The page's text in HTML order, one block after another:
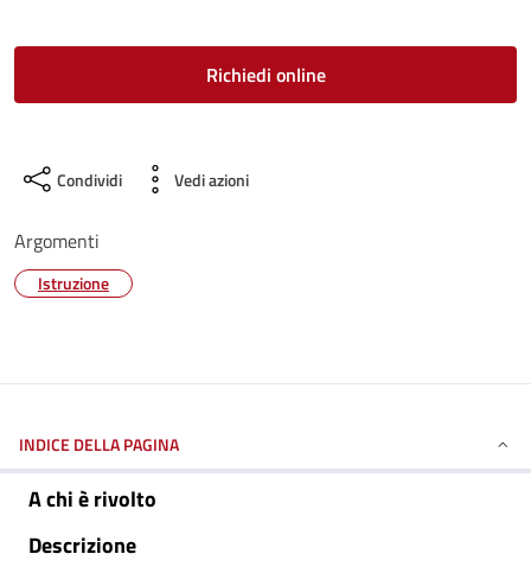
Richiedi online
Condividi Vedi azioni
Argomenti
Istruzione
INDICE DELLA PAGINA
A chi è rivolto
Descrizione